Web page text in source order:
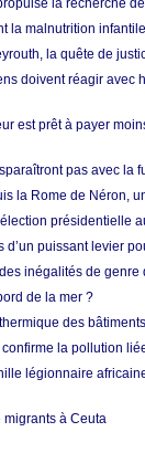
la recherche
la malnutrition infantile
la quête de
doivent réagir avec
est prêt à payer
pas avec la
la Rome de Néron,
présidentielle
puissant levier
inégalités de genre
de la mer ?
des
la pollution
légionnaire
migrants à Ceuta